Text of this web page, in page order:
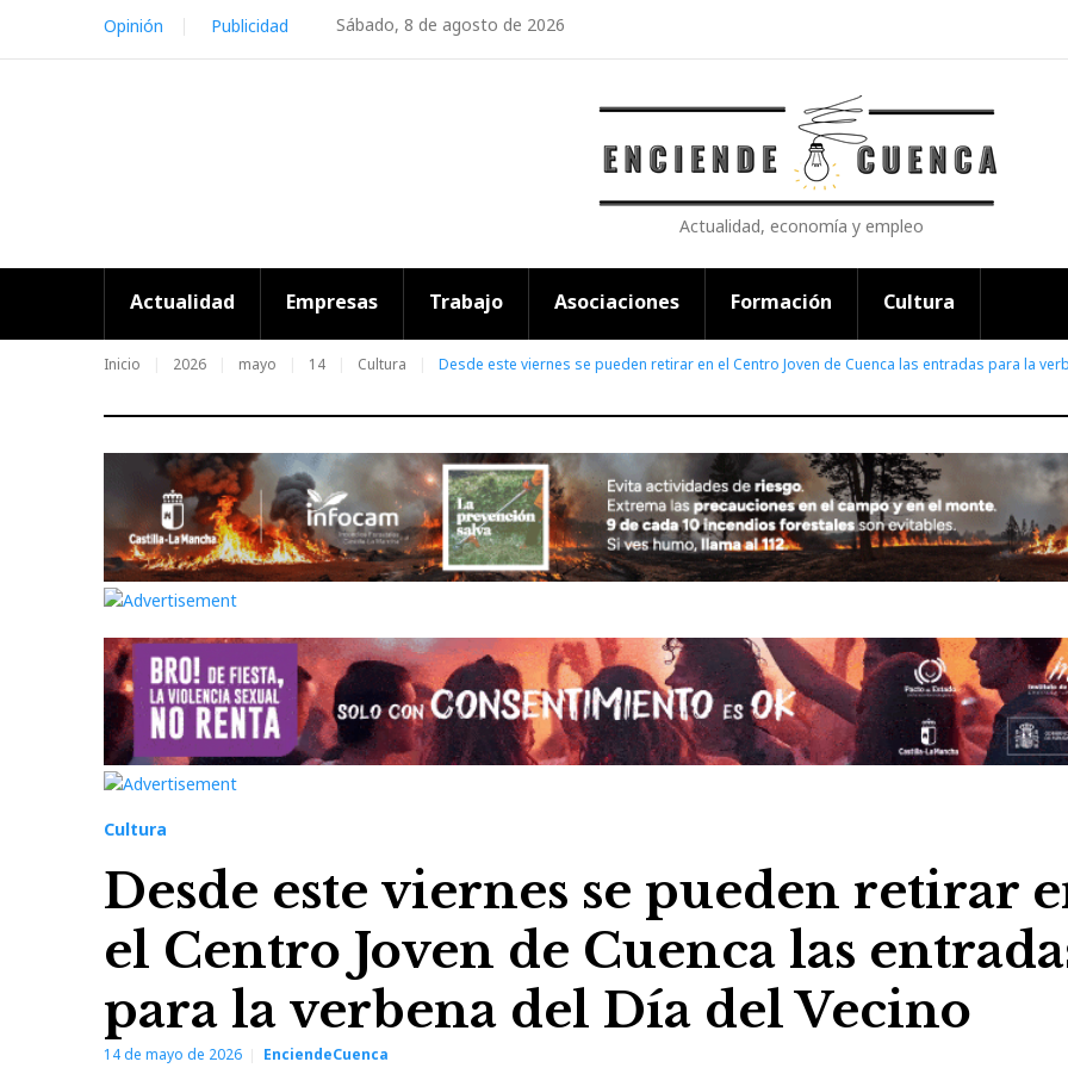
content
Sábado, 8 de agosto de 2026
Opinión Publicidad
Actualidad, economía y empleo
Actualidad Empresas Trabajo Asociaciones Formación Cultura
Inicio 2026 mayo 14 Cultura Desde este viernes se pueden retirar en el Centro Joven de Cuenca las entradas para la
Cultura
Desde este viernes se pueden retirar
el Centro Joven de Cuenca las
para la verbena del Día del Vecino
14 de mayo de 2026 EnciendeCuenca